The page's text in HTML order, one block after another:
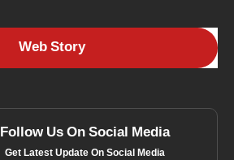
Web Story
Follow Us On Social Media
Get Latest Update On Social Media